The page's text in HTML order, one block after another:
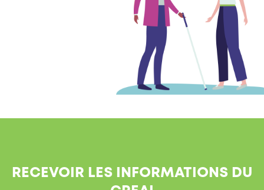
RECEVOIR LES INFORMATIONS DU